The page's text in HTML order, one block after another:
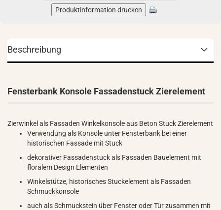
Produktinformation drucken
Beschreibung
Fensterbank Konsole Fassadenstuck Zierelement
Zierwinkel als Fassaden Winkelkonsole aus Beton Stuck Zierelement
Verwendung als Konsole unter Fensterbank bei einer
historischen Fassade mit Stuck
dekorativer Fassadenstuck als Fassaden Bauelement mit
floralem Design Elementen
Winkelstütze, historisches Stuckelement als Fassaden
Schmuckkonsole
auch als Schmuckstein über Fenster oder Tür zusammen mit